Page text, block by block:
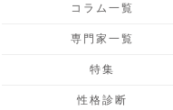
コラム一覧
専門家一覧
特集
性格診断